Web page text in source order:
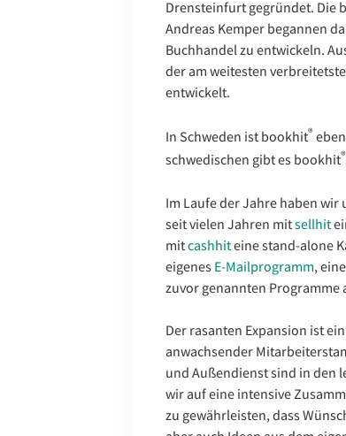
Drensteinfurt gegründet. Die
Andreas Kemper begannen
Buchhandel zu entwickeln.
der am weitesten
entwickelt.
In Schweden ist bookhit®
schwedischen gibt es bookhit®
Im Laufe der Jahre haben
seit vielen Jahren mitsellhit
mitcashhiteine stand-alone
eigenes E-Mailprogramm,
zuvor genannten Programme
Der rasanten Expansion ist
anwachsender
und Außendienst sind in den
wir auf eine intensive
zu gewährleisten, dass